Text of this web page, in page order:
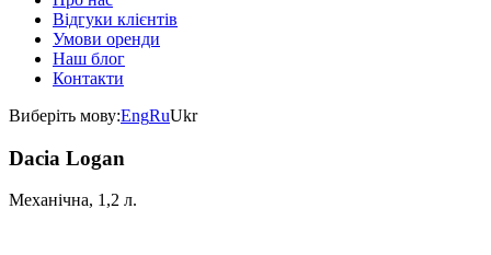
Відгуки клієнтів
Умови оренди
Наш блог
Контакти
Виберіть мову:EngRuUkr
Dacia Logan
Механічна, 1,2 л.